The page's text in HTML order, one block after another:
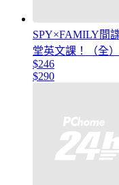
SPY×FAMILY間
堂英文課！（全
$246
$290